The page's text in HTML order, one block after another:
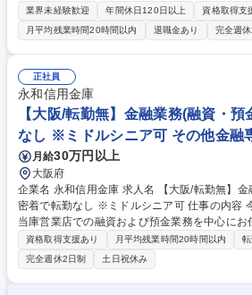
ます。金融業界の内外問わず、これまで培われ
業拡大にご協力頂ける方をお待ちしております。 ■預金担当 ■融資・
担当 ■本部担当といった業務のなかから、ご経
るポジションをご用意致します。また自身の
ただき、将来的には役席・役員といった幹部候
す。 ※北海道の金融機関の中でも早期に「ジョ
ど、 人財開発に注力しております。 募集職種 【室蘭/総合職(中堅クラ
ス)】マネジメント経験者歓迎★地域企業の発
業界未経験歓迎 年間休日120日以上
資格取得支
月平均残業時間20時間以内
退職金あり 完全週
正社員
永和信用金庫
【大阪/転勤無】金融業務(融資・
なし ※ミドルシニア可 その他金融
月給30万円以上
大阪府
企業名 永和信用金庫 求人名 【大阪/転勤無】金融業務(融資・預金)◎地域
密着で転勤なし ※ミドルシニア可 仕事の内容 今までのご経験に合わせ、
当庫営業店での融資および預金業務を中心に
富なご経験を存分に活かし、社内外への影響を
を期待しております。 【融資事務】融資関連書類の準備やチェック、貸出
金の端末オペレーション、融資や保証などの期
る手続き、等。 【窓口業務】課員のマネジメ
資格取得支援あり 月平均残業時間20時間以内 転
完全週休2日制
土日祝休み